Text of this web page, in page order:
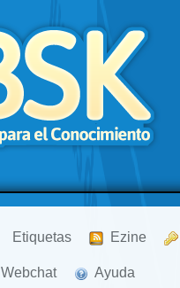
Etiquetas Ezine
Webchat Ayuda